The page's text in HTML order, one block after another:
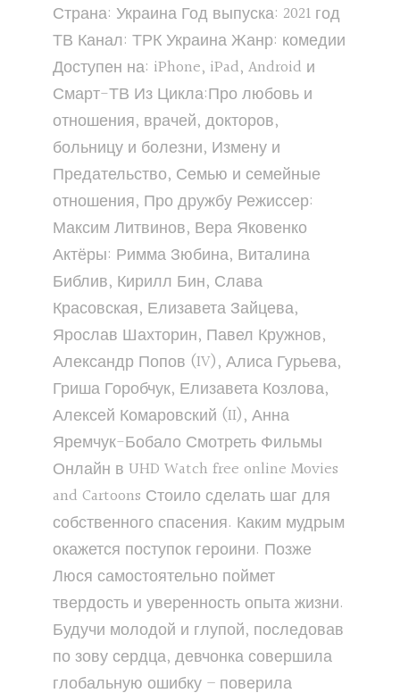
Страна: Украина Год выпуска: 2021 год
ТВ Канал: ТРК Украина Жанр: комедии
Доступен на: iPhone, iPad, Android и
Смарт-ТВ Из Цикла:Про любовь и
отношения, врачей, докторов,
больницу и болезни, Измену и
Предательство, Семью и семейные
отношения, Про дружбу Режиссер:
Максим Литвинов, Вера Яковенко
Актёры: Римма Зюбина, Виталина
Библив, Кирилл Бин, Слава
Красовская, Елизавета Зайцева,
Ярослав Шахторин, Павел Кружнов,
Александр Попов (IV), Алиса Гурьева,
Гриша Горобчук, Елизавета Козлова,
Алексей Комаровский (II), Анна
Яремчук-Бобало Смотреть Фильмы
Онлайн в UHD Watch free online Movies
and Cartoons Стоило сделать шаг для
собственного спасения. Каким мудрым
окажется поступок героини. Позже
Люся самостоятельно поймет
твердость и уверенность опыта жизни.
Будучи молодой и глупой, последовав
по зову сердца, девчонка совершила
глобальную ошибку – поверила